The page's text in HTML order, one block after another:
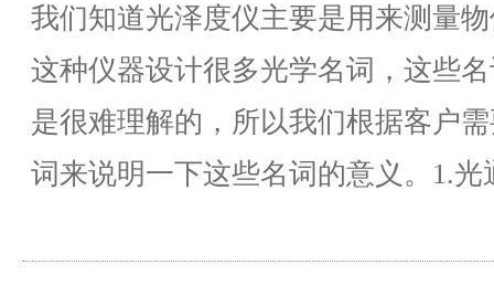
我们知道光泽度仪主要是用来测量
这种仪器设计很多光学名词，这些
是很难理解的，所以我们根据客户
词来说明一下这些名词的意义。1.光